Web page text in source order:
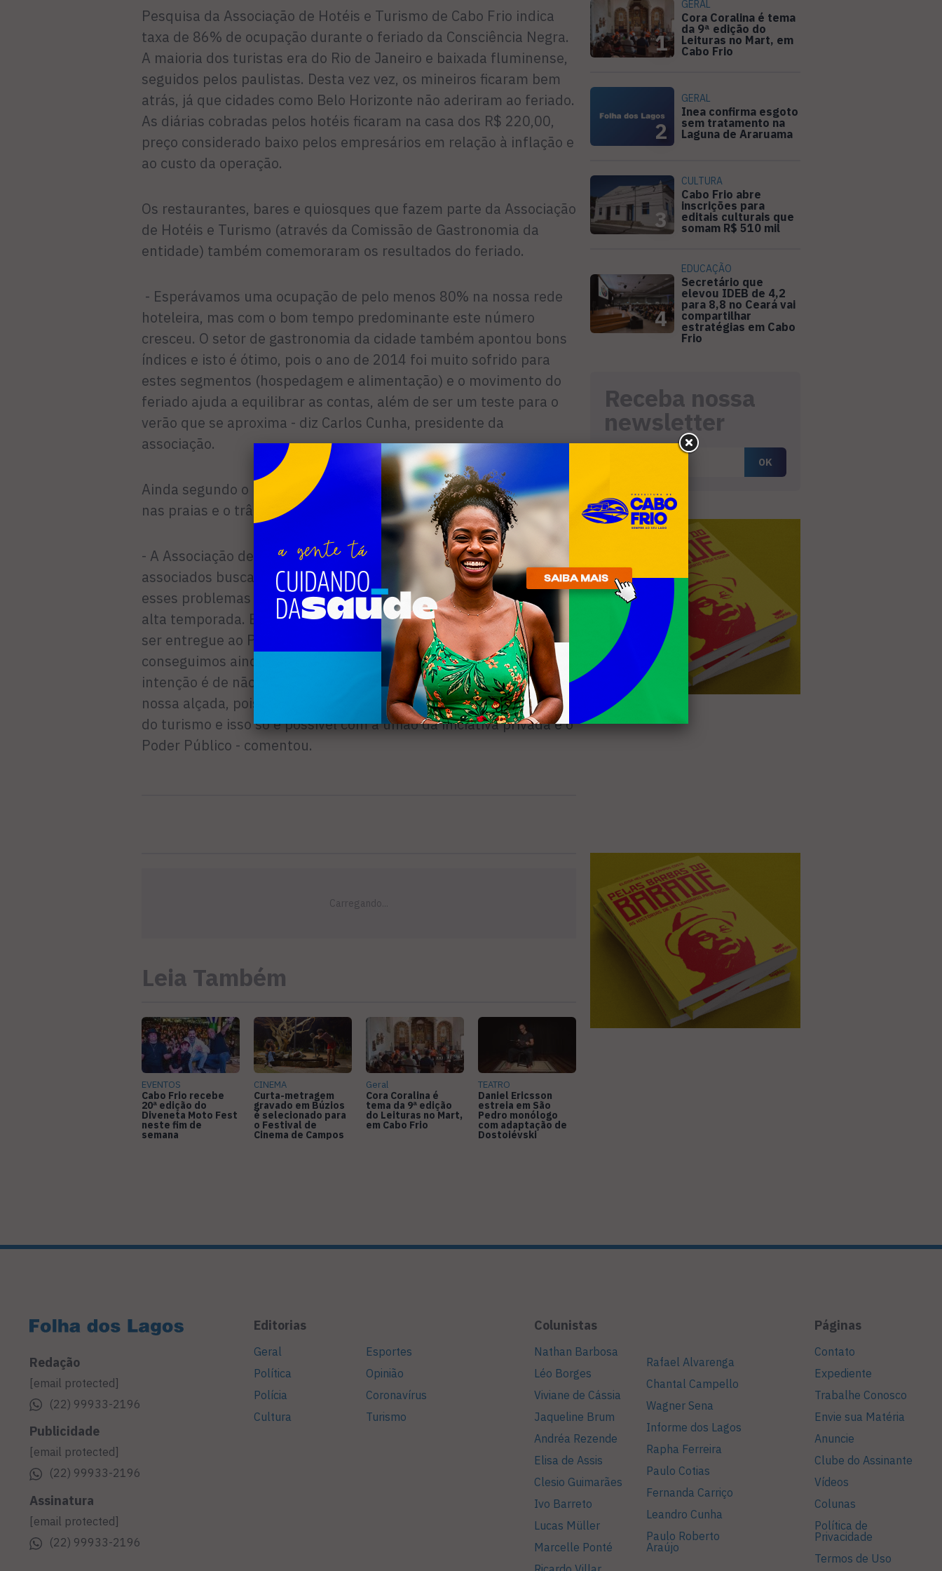
Pesquisa da Associação de Hotéis e Turismo de Cabo Frio indica
taxa de 86% de ocupação durante o feriado da Consciência Negra.
A maioria dos turistas era do Rio de Janeiro e baixada fluminense,
seguidos pelos paulistas. Desta vez vez, os mineiros ficaram bem
atrás, já que cidades como Belo Horizonte não aderiram ao feriado.
As diárias cobradas pelos hotéis ficaram na casa dos R$ 220,00,
preço considerado baixo pelos empresários em relação à inflação e
ao custo da operação.
Os restaurantes, bares e quiosques que fazem parte da Associação
de Hotéis e Turismo (através da Comissão de Gastronomia da
entidade) também comemoraram os resultados do feriado.
- Esperávamos uma ocupação de pelo menos 80% na nossa rede
hoteleira, mas com o bom tempo predominante este número
cresceu. O setor de gastronomia da cidade também apontou bons
índices e isto é ótimo, pois o ano de 2014 foi muito sofrido para
estes segmentos (hospedagem e alimentação) e o movimento do
feriado ajuda a equilibrar as contas, além de ser um teste para o
verão que se aproxima - diz Carlos Cunha, presidente da
associação.
Ainda segundo o presidente, os turistas apontaram a desordem
nas praias e o trânsito excessivo como as maiores reclamações.
- A Associação de Hotéis tem realizado várias reuniões com seus
associados buscando alternativas, sugestões e soluções para
esses problemas crônicos que afetam os turistas e moradores na
alta temporada. Estamos com uma Carta de Sugestões pronta para
ser entregue ao Poder Público, mas, infelizmente, não
conseguimos ainda agendar um horário com o Prefeito. Nossa
intenção é de não só cobrar, mas ajudar também no que for de
nossa alçada, pois entendemos que precisamos melhorar o nível
do turismo e isso só é possível com a união da iniciativa privada e o
Poder Público - comentou.
1
GERAL
Cora Coralina é tema
da 9ª edição do
Leituras no Mart, em
Cabo Frio
2
GERAL
Inea confirma esgoto
sem tratamento na
Laguna de Araruama
3
CULTURA
Cabo Frio abre
inscrições para
editais culturais que
somam R$ 510 mil
4
EDUCAÇÃO
Secretário que
elevou IDEB de 4,2
para 8,8 no Ceará vai
compartilhar
estratégias em Cabo
Frio
Receba nossa
newsletter
Leia Também
EVENTOS
Cabo Frio recebe
20ª edição do
Diveneta Moto Fest
neste fim de
semana
CINEMA
Curta-metragem
gravado em Búzios
é selecionado para
o Festival de
Cinema de Campos
Geral
Cora Coralina é
tema da 9ª edição
do Leituras no Mart,
em Cabo Frio
TEATRO
Daniel Ericsson
estreia em São
Pedro monólogo
com adaptação de
Dostoiévski
Redação
[email protected]
(22) 99933-2196
Publicidade
[email protected]
(22) 99933-2196
Assinatura
[email protected]
(22) 99933-2196
Editorias
Geral
Política
Polícia
Cultura
Esportes
Opinião
Coronavírus
Turismo
Colunistas
Nathan Barbosa
Léo Borges
Viviane de Cássia
Jaqueline Brum
Andréa Rezende
Elisa de Assis
Clesio Guimarães
Ivo Barreto
Lucas Müller
Marcelle Ponté
Rafael Alvarenga
Chantal Campello
Wagner Sena
Informe dos Lagos
Rapha Ferreira
Paulo Cotias
Fernanda Carriço
Leandro Cunha
Paulo Roberto
Araújo
Páginas
Contato
Expediente
Trabalhe Conosco
Envie sua Matéria
Anuncie
Clube do Assinante
Vídeos
Colunas
Política de
Privacidade
Termos de Uso